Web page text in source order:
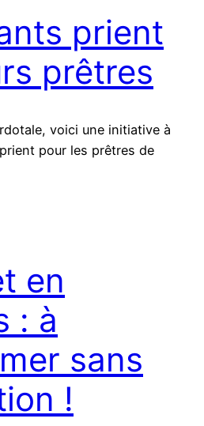
prient
prêtres
voici une initiative à
pour les prêtres de
en
: à
sans
!